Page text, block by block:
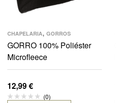
CHAPELARIA, GORROS
GORRO 100% Poliéster
Microfleece
12,99€
(0)